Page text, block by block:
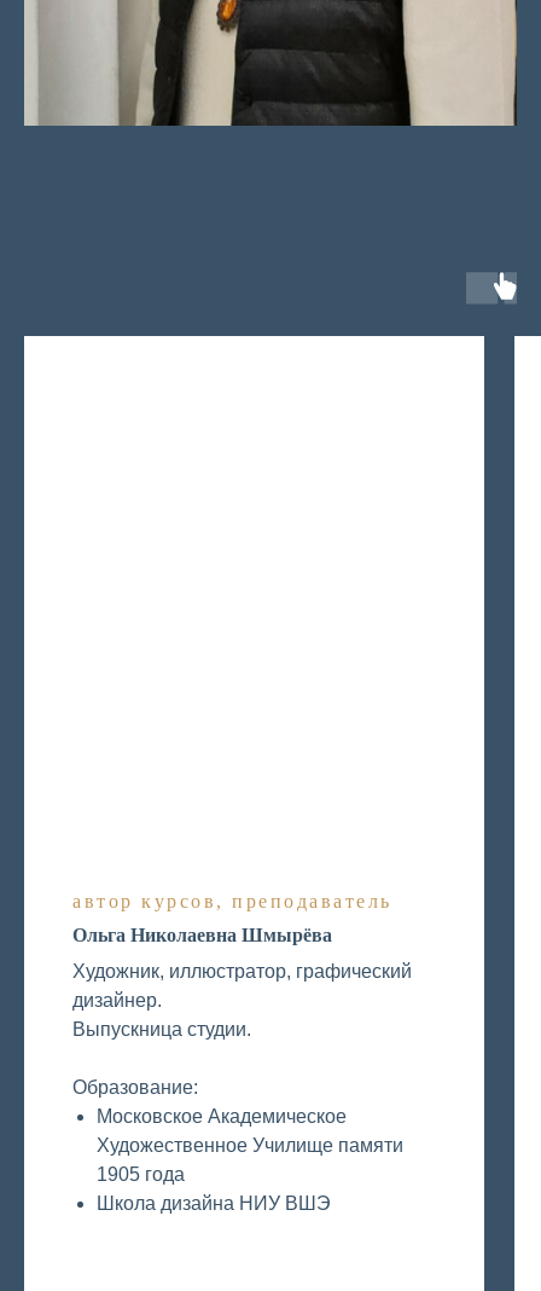
автор курсов, преподаватель
Ольга Николаевна Шмырёва
Художник, иллюстратор, графический
дизайнер.
Выпускница студии.
Образование:
Московское Академическое
Художественное Училище памяти
1905 года
Школа дизайна НИУ ВШЭ